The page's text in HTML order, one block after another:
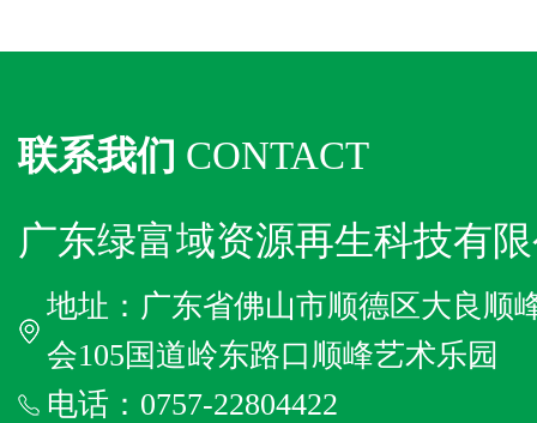
联系我们 CONTACT
广东绿富域资源再生科技有
地址：广东省佛山市顺德区大良顺
会105国道岭东路口顺峰艺术乐园
电话：0757-22804422